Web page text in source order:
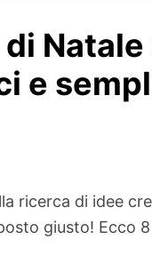
e
ricerca di idee
giusto! Ecco